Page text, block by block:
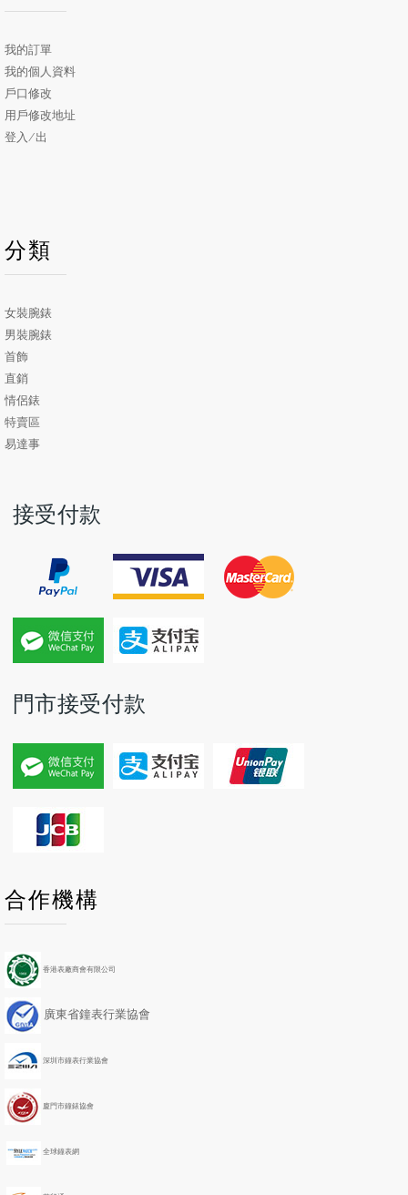
我的訂單
我的個人資料
戶口修改
用戶修改地址
登入/出
分類
女裝腕錶
男裝腕錶
首飾
直銷
情侶錶
特賣區
易達事
接受付款
門市接受付款
合作機構
香港表廠商會有限公司
廣東省鐘表行業協會
深圳市鐘表行業協會
廈門市鐘錶協會
全球鐘表網
r
e
o
s
a
r
e
i
o
u
s
M
o
n
h
N
e
x
Y
e
a
r
N
e
x